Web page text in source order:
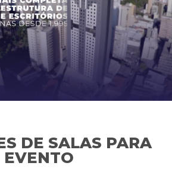
DE SALAS PARA
EVENTO